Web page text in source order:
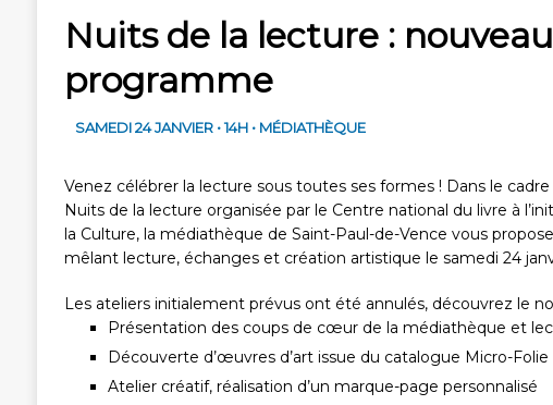
Nuits de la lecture : nouveau
programme
SAMEDI 24 JANVIER • 14H • MÉDIATHÈQUE
Venez célébrer la lecture sous toutes ses formes ! Dans le
Nuits de la lecture organisée par le Centre national du livre à
la Culture, la médiathèque de Saint-Paul-de-Vence vous
mêlant lecture, échanges et création artistique le samedi 24
Les ateliers initialement prévus ont été annulés, découvrez le
Présentation des coups de cœur de la médiathèque et
Découverte d’œuvres d’art issue du catalogue Micro-Folie
Atelier créatif, réalisation d’un marque-page personnalisé